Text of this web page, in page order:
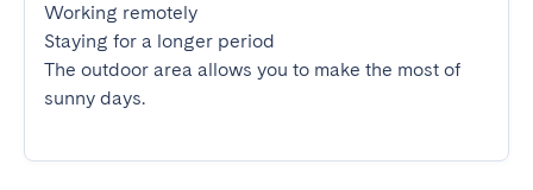
Working remotely
Staying for a longer period
The outdoor area allows you to make the most of
sunny days.